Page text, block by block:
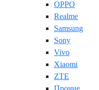
OPPO
Realme
Samsung
Sony
Vivo
Xiaomi
ZTE